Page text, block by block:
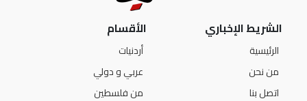
الشريط الإخباري
الرئيسية
من نحن
اتصل بنا
الأقسام
أردنيات
عربي و دولي
من فلسطين